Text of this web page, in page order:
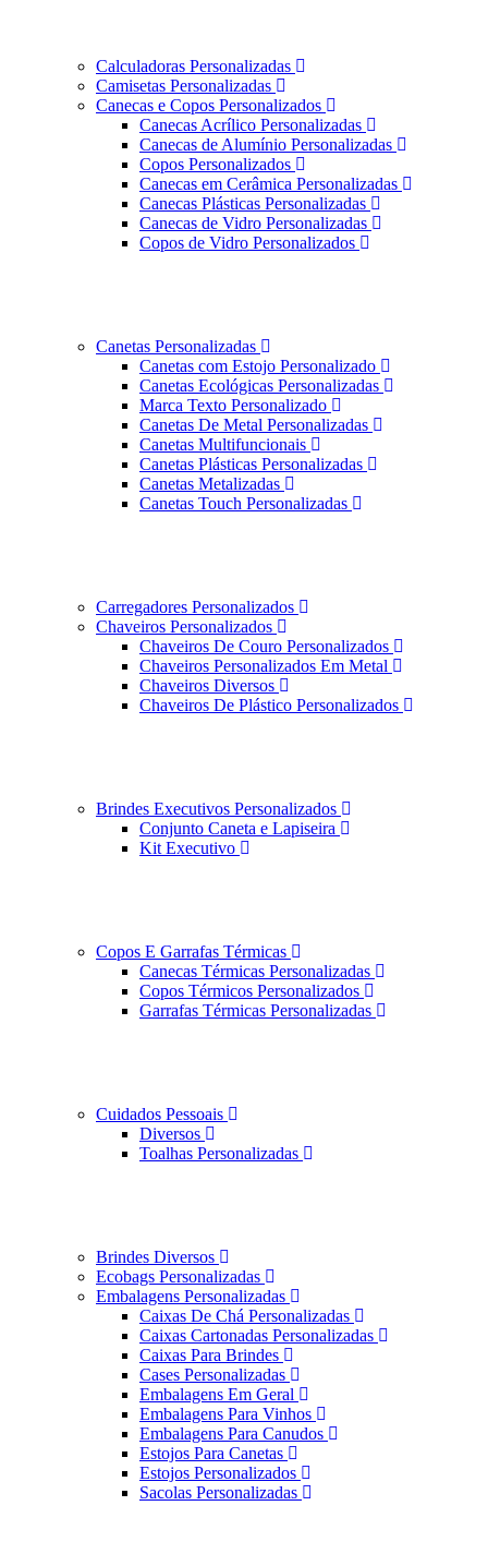
Calculadoras Personalizadas
Camisetas Personalizadas
Canecas e Copos Personalizados
Canecas Acrílico Personalizadas
Canecas de Alumínio Personalizadas
Copos Personalizados
Canecas em Cerâmica Personalizadas
Canecas Plásticas Personalizadas
Canecas de Vidro Personalizadas
Copos de Vidro Personalizados
Canetas Personalizadas
Canetas com Estojo Personalizado
Canetas Ecológicas Personalizadas
Marca Texto Personalizado
Canetas De Metal Personalizadas
Canetas Multifuncionais
Canetas Plásticas Personalizadas
Canetas Metalizadas
Canetas Touch Personalizadas
Carregadores Personalizados
Chaveiros Personalizados
Chaveiros De Couro Personalizados
Chaveiros Personalizados Em Metal
Chaveiros Diversos
Chaveiros De Plástico Personalizados
Brindes Executivos Personalizados
Conjunto Caneta e Lapiseira
Kit Executivo
Copos E Garrafas Térmicas
Canecas Térmicas Personalizadas
Copos Térmicos Personalizados
Garrafas Térmicas Personalizadas
Cuidados Pessoais
Diversos
Toalhas Personalizadas
Brindes Diversos
Ecobags Personalizadas
Embalagens Personalizadas
Caixas De Chá Personalizadas
Caixas Cartonadas Personalizadas
Caixas Para Brindes
Cases Personalizadas
Embalagens Em Geral
Embalagens Para Vinhos
Embalagens Para Canudos
Estojos Para Canetas
Estojos Personalizados
Sacolas Personalizadas